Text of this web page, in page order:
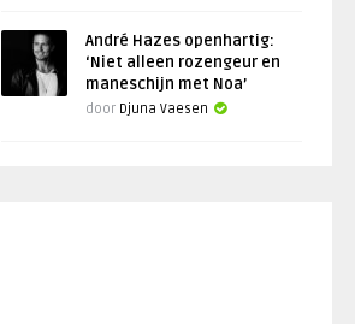
André Hazes openhartig:
‘Niet alleen rozengeur en
maneschijn met Noa’
door Djuna Vaesen